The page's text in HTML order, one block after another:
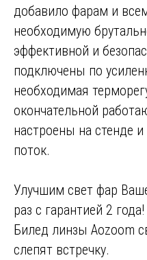
добавило фарам и
необходимую
эффективной и
подключены по
необходимая
окончательной
настроены на стенде
поток.
Улучшим свет фар
раз с гарантией 2 года!
Билед линзы Aozoom
слепят встречку.